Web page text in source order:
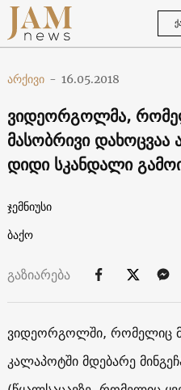
არქივი - 16.05.2018
ვიდეორგოლმა,
მასობრივი
დიდი სკანდალი
ჯემნიუსი
ბაქო
გაზიარება
ვიდეორგოლში, რომელიც
კალაპოტში მდებარე